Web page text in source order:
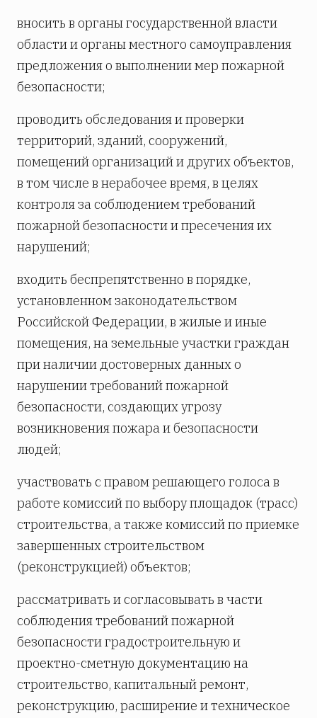
вносить в органы государственной власти
области и органы местного самоуправления
предложения о выполнении мер пожарной
безопасности;
проводить обследования и проверки
территорий, зданий, сооружений,
помещений организаций и других объектов,
в том числе в нерабочее время, в целях
контроля за соблюдением требований
пожарной безопасности и пресечения их
нарушений;
входить беспрепятственно в порядке,
установленном законодательством
Российской Федерации, в жилые и иные
помещения, на земельные участки граждан
при наличии достоверных данных о
нарушении требований пожарной
безопасности, создающих угрозу
возникновения пожара и безопасности
людей;
участвовать с правом решающего голоса в
работе комиссий по выбору площадок (трасс)
строительства, а также комиссий по приемке
завершенных строительством
(реконструкцией) объектов;
рассматривать и согласовывать в части
соблюдения требований пожарной
безопасности градостроительную и
проектно-сметную документацию на
строительство, капитальный ремонт,
реконструкцию, расширение и техническое